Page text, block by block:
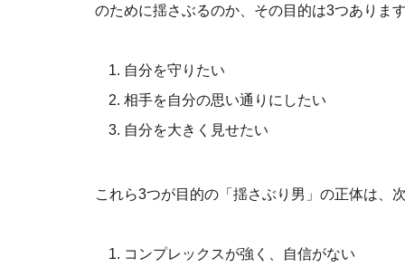
のために揺さぶるのか、その目的は3つあります
自分を守りたい
相手を自分の思い通りにしたい
自分を大きく見せたい
これら3つが目的の「揺さぶり男」の正体は、
コンプレックスが強く、自信がない